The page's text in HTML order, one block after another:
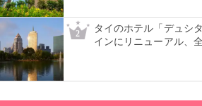
2
タイのホテル「デュシ
インにリニューアル、